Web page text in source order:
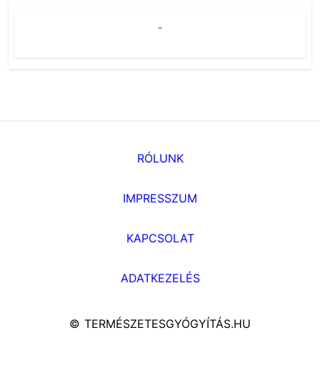
-
RÓLUNK
IMPRESSZUM
KAPCSOLAT
ADATKEZELÉS
© TERMÉSZETESGYÓGYÍTÁS.HU